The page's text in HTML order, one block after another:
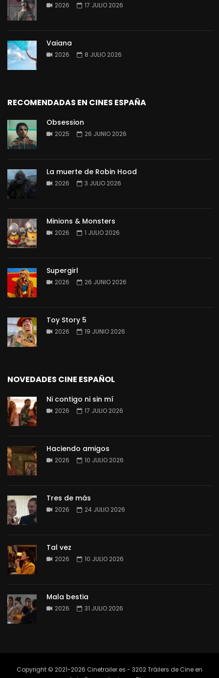
2026 17 JULIO 2026
Vaiana
2026 8 JULIO 2026
RECOMENDADAS EN CINES ESPAÑA
Obsession
2025 26 JUNIO 2026
La muerte de Robin Hood
2026 3 JULIO 2026
Minions & Monsters
2026 1 JULIO 2026
Supergirl
2026 26 JUNIO 2026
Toy Story 5
2026 19 JUNIO 2026
NOVEDADES CINE ESPAÑOL
Ni contigo ni sin mí
2026 17 JULIO 2026
Haciendo amigos
2026 10 JULIO 2026
Tres de más
2026 24 JULIO 2026
Tal vez
2026 10 JULIO 2026
Mala bestia
2026 31 JULIO 2026
Copyright © 2021-2026 Cinetrailer.es - 3202 Tráilers de Cine en